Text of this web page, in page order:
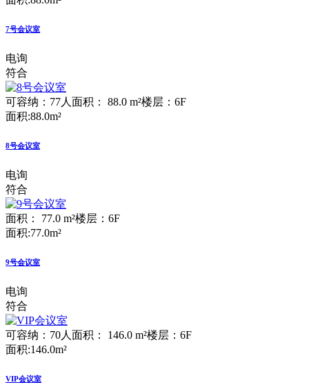
7号会议室
电询
符合
可容纳：77人 面积： 88.0 m²楼层：6F
面积:88.0m²
8号会议室
电询
符合
面积： 77.0 m²楼层：6F
面积:77.0m²
9号会议室
电询
符合
可容纳：70人 面积： 146.0 m²楼层：6F
面积:146.0m²
VIP会议室